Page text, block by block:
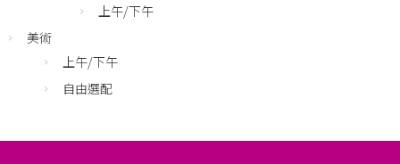
上午/下午
美術
上午/下午
自由選配